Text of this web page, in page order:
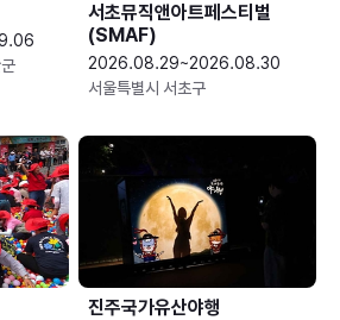
서초뮤직앤아트페스티벌
(SMAF)
2026.08.29~2026.08.30
서울특별시 서초구
진주국가유산야행